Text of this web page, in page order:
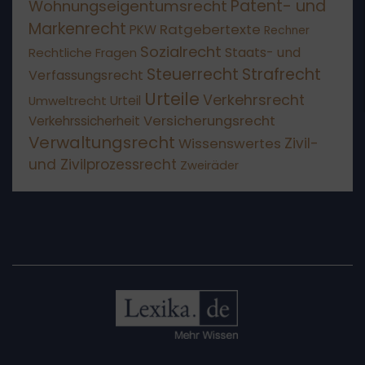
Wohnungseigentumsrecht Patent- und
Markenrecht PKW Ratgebertexte Rechner
Rechtliche Fragen Sozialrecht Staats- und
Verfassungsrecht Steuerrecht Strafrecht
Umweltrecht Urteil Urteile Verkehrsrecht
Verkehrssicherheit Versicherungsrecht
Verwaltungsrecht Wissenswertes Zivil-
und Zivilprozessrecht Zweiräder